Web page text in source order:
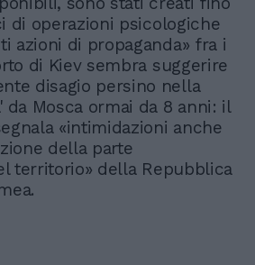
di operazioni psicologiche
azioni di propaganda» fra i
di Kiev sembra suggerire
disagio persino nella
da Mosca ormai da 8 anni: il
«intimidazioni anche
della parte
territorio» della Repubblica